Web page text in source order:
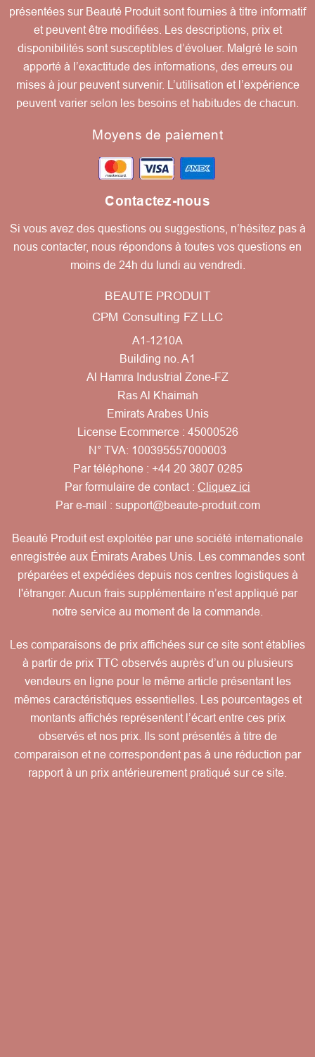
présentées sur Beauté Produit sont fournies à titre informatif
et peuvent être modifiées. Les descriptions, prix et
disponibilités sont susceptibles d’évoluer. Malgré le soin
apporté à l’exactitude des informations, des erreurs ou
mises à jour peuvent survenir. L’utilisation et l’expérience
peuvent varier selon les besoins et habitudes de chacun.
Moyens de paiement
Contactez-nous
Si vous avez des questions ou suggestions, n’hésitez pas à
nous contacter, nous répondons à toutes vos questions en
moins de 24h du lundi au vendredi.
BEAUTE PRODUIT
CPM Consulting FZ LLC
A1-1210A
Building no. A1
Al Hamra Industrial Zone-FZ
Ras Al Khaimah
Emirats Arabes Unis
License Ecommerce : 45000526
N° TVA: 100395557000003
Par téléphone : +44 20 3807 0285
Par formulaire de contact : Cliquez ici
Par e-mail : support@beaute-produit.com
Beauté Produit est exploitée par une société internationale
enregistrée aux Émirats Arabes Unis. Les commandes sont
préparées et expédiées depuis nos centres logistiques à
l'étranger. Aucun frais supplémentaire n’est appliqué par
notre service au moment de la commande.
Les comparaisons de prix affichées sur ce site sont établies
à partir de prix TTC observés auprès d’un ou plusieurs
vendeurs en ligne pour le même article présentant les
mêmes caractéristiques essentielles. Les pourcentages et
montants affichés représentent l’écart entre ces prix
observés et nos prix. Ils sont présentés à titre de
comparaison et ne correspondent pas à une réduction par
rapport à un prix antérieurement pratiqué sur ce site.